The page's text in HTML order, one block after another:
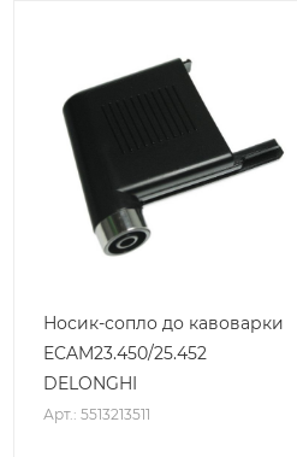
Носик-сопло до кавоварки
ECAM23.450/25.452
DELONGHI
Арт.: 5513213511